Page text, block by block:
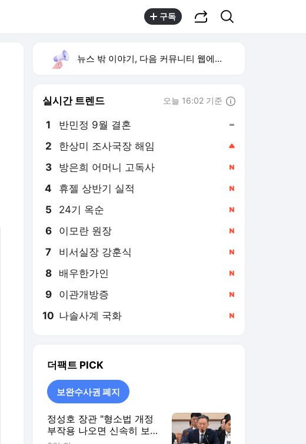
구독
뉴스 밖 이야기, 다음 커뮤니티 웹에서 보기
실시간 트렌드 오늘 16:02 기준
1 반민정 9월 결혼
2 한상미 조사국장 해임
4 휴젤 상반기 실적
5 24기 옥순
6 이모란 원장
7 비서실장 강훈식
8 배우한가인
9 이관개방증
10 나솔사계 국화
더팩트 PICK
보완수사권 폐지
정성호 장관 "형소법 개정
부작용 나오면 신속히 보완